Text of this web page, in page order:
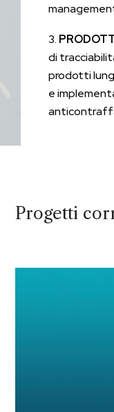
di
prodotti
e
Progetti